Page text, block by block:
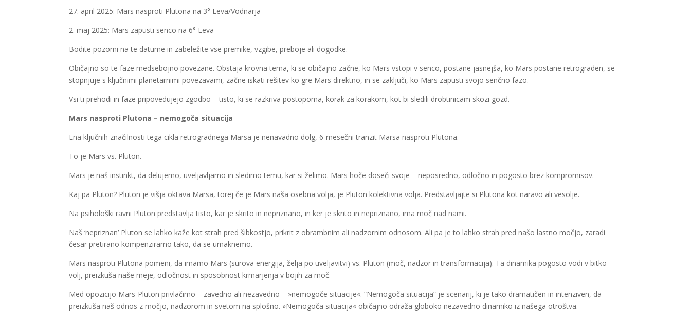
27. april 2025: Mars nasproti Plutona na 3° Leva/Vodnarja
2. maj 2025: Mars zapusti senco na 6° Leva
Bodite pozorni na te datume in zabeležite vse premike, vzgibe, preboje ali dogodke.
Običajno so te faze medsebojno povezane. Obstaja krovna tema, ki se običajno začne, ko Mars vstopi v senco, postane jasnejša, ko Mars postane retrograden, se
stopnjuje s ključnimi planetarnimi povezavami, začne iskati rešitev ko gre Mars direktno, in se zaključi, ko Mars zapusti svojo senčno fazo.
Vsi ti prehodi in faze pripovedujejo zgodbo – tisto, ki se razkriva postopoma, korak za korakom, kot bi sledili drobtinicam skozi gozd.
Mars nasproti Plutona – nemogoča situacija
Ena ključnih značilnosti tega cikla retrogradnega Marsa je nenavadno dolg, 6-mesečni tranzit Marsa nasproti Plutona.
To je Mars vs. Pluton.
Mars je naš instinkt, da delujemo, uveljavljamo in sledimo temu, kar si želimo. Mars hoče doseči svoje – neposredno, odločno in pogosto brez kompromisov.
Kaj pa Pluton? Pluton je višja oktava Marsa, torej če je Mars naša osebna volja, je Pluton kolektivna volja. Predstavljajte si Plutona kot naravo ali vesolje.
Na psihološki ravni Pluton predstavlja tisto, kar je skrito in nepriznano, in ker je skrito in nepriznano, ima moč nad nami.
Naš ‘nepriznan’ Pluton se lahko kaže kot strah pred šibkostjo, prikrit z obrambnim ali nadzornim odnosom. Ali pa je to lahko strah pred našo lastno močjo, zaradi
česar pretirano kompenziramo tako, da se umaknemo.
Mars nasproti Plutona pomeni, da imamo Mars (surova energija, želja po uveljavitvi) vs. Pluton (moč, nadzor in transformacija). Ta dinamika pogosto vodi v bitko
volj, preizkuša naše meje, odločnost in sposobnost krmarjenja v bojih za moč.
Med opozicijo Mars-Pluton privlačimo – zavedno ali nezavedno – »nemogoče situacije«. “Nemogoča situacija” je scenarij, ki je tako dramatičen in intenziven, da
preizkuša naš odnos z močjo, nadzorom in svetom na splošno. »Nemogoča situacija« običajno odraža globoko nezavedno dinamiko iz našega otroštva.